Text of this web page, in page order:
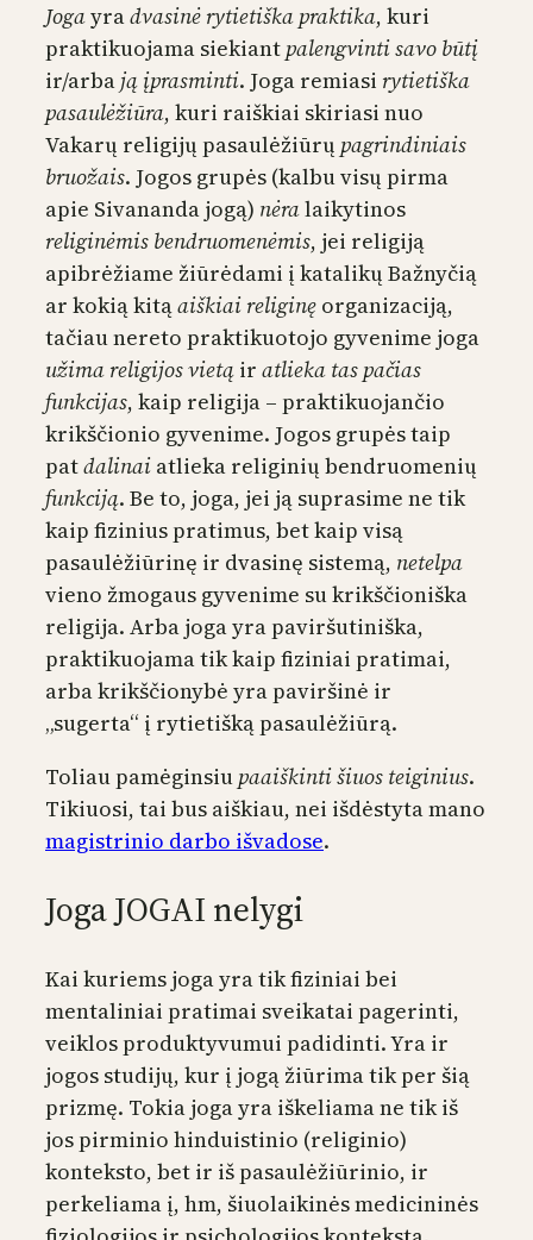
Jogayradvasinė rytietiška praktika, kuri
praktikuojama siekiant palengvinti savo būtį
ir/arba ją įprasminti. Joga remiasi rytietiška
pasaulėžiūra, kuri raiškiai skiriasi nuo
Vakarų religijų pasaulėžiūrų pagrindiniais
bruožais. Jogos grupės (kalbu visų pirma
apie Sivananda jogą) nėralaikytinos
religinėmis bendruomenėmis, jei religiją
apibrėžiame žiūrėdami į katalikų Bažnyčią
ar kokią kitąaiškiai religinę organizaciją,
tačiau nereto praktikuotojo gyvenime joga
užima religijos vietą ir atlieka tas pačias
funkcijas, kaip religija – praktikuojančio
krikščionio gyvenime. Jogos grupės taip
patdalinai atlieka religinių bendruomenių
funkciją. Be to, joga, jei ją suprasime ne tik
kaip fizinius pratimus, bet kaip visą
pasaulėžiūrinę ir dvasinę sistemą, netelpa
vieno žmogaus gyvenime su krikščioniška
religija. Arba joga yra paviršutiniška,
praktikuojama tik kaip fiziniai pratimai,
arba krikščionybė yra paviršinė ir
„sugerta“ į rytietišką pasaulėžiūrą.
Toliau pamėginsiu paaiškinti šiuos teiginius.
Tikiuosi, tai bus aiškiau, nei išdėstyta mano
magistrinio darbo išvadose.
Joga JOGAI nelygi
Kai kuriems joga yra tik fiziniai bei
mentaliniai pratimai sveikatai pagerinti,
veiklos produktyvumui padidinti. Yra ir
jogos studijų, kur į jogą žiūrima tik per šią
prizmę. Tokia joga yra iškeliama ne tik iš
jos pirminio hinduistinio (religinio)
konteksto, bet ir iš pasaulėžiūrinio, ir
perkeliama į, hm, šiuolaikinės medicininės